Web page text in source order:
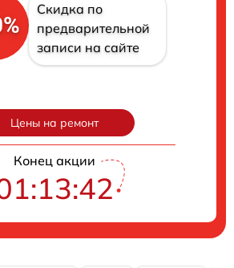
Скидка по
предварительной
записи на сайте
Цены на ремонт
Конец акции